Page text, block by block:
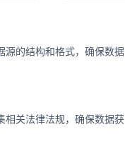
源的结构和格式，确保数据
相关法律法规，确保数据获